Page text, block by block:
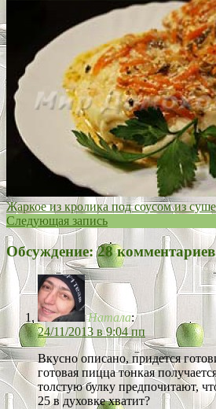
Жаркое из кролика под соусом из
Следующая запись
Обсуждение: 28 комментариев
Натала:
24/11/2013 в 9:04 пп
Вкусно описано, придется
готовая пицца тонкая
толстую булку предпочитают,
25 в духовке хватит?